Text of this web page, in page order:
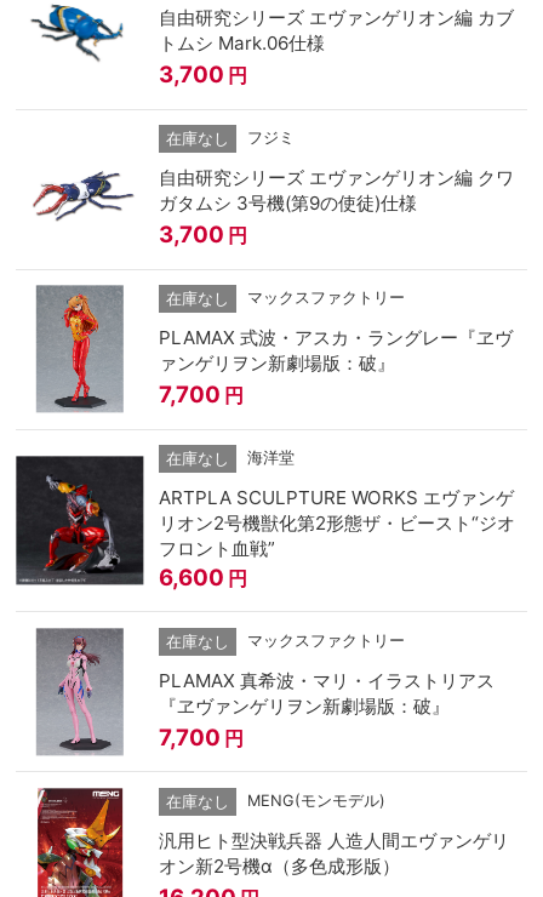
自由研究シリーズ エヴァンゲリオン編 カブ
トムシ Mark.06仕様
3,700 円
在庫なし フジミ
自由研究シリーズ エヴァンゲリオン編 クワ
ガタムシ 3号機(第9の使徒)仕様
3,700 円
在庫なし マックスファクトリー
PLAMAX 式波・アスカ・ラングレー『ヱヴ
ァンゲリヲン新劇場版：破』
7,700 円
在庫なし 海洋堂
ARTPLA SCULPTURE WORKS エヴァンゲ
リオン2号機獣化第2形態ザ・ビースト“ジオ
フロント血戦”
6,600 円
在庫なし マックスファクトリー
PLAMAX 真希波・マリ・イラストリアス
『ヱヴァンゲリヲン新劇場版：破』
7,700 円
在庫なし MENG(モンモデル)
汎用ヒト型決戦兵器 人造人間エヴァンゲリ
オン新2号機α（多色成形版）